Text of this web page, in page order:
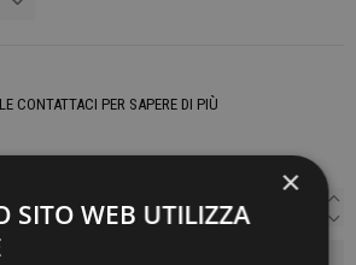
CONTATTACI PER SAPERE DI PIÙ
×
SITO WEB UTILIZZA